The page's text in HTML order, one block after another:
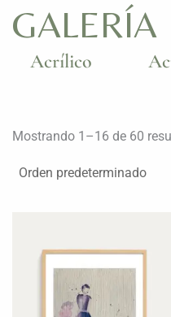
GALERÍA
Acrílico
Mostrando 1–16 de 60